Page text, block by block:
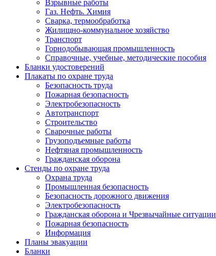
Взрывные работы
Газ. Нефть. Химия
Сварка, термообработка
Жилищно-коммунальное хозяйство
Транспорт
Горнодобывающая промышленность
Справочные, учебные, методические пособия
Бланки удостоверений
Плакаты по охране труда
Безопасность труда
Пожарная безопасность
Электробезопасность
Автотранспорт
Строительство
Сварочные работы
Грузоподъемные работы
Нефтяная промышленность
Гражданская оборона
Стенды по охране труда
Охрана труда
Промышленная безопасность
Безопасность дорожного движения
Электробезопасность
Гражданская оборона и Чрезвычайные ситуации
Пожарная безопасность
Информация
Планы эвакуации
Бланки